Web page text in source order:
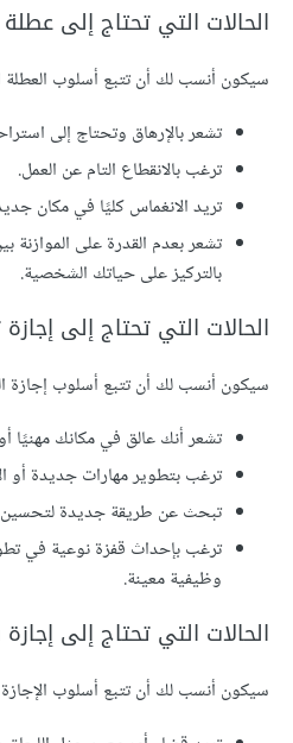
الحالات التي تحتاج إلى
سيكون أنسب لك أن تتبع أسلوب العطلة
تشعر بالإرهاق وتحتاج إلى
ترغب بالانقطاع التام عن العمل.
تريد الانغماس كليًا في مكان
تشعر بعدم القدرة على الموازنة
بالتركيز على حياتك الشخصية.
الحالات التي تحتاج إلى
سيكون أنسب لك أن تتبع أسلوب إجازة
تشعر أنك عالق في مكانك
ترغب بتطوير مهارات جديدة أو
تبحث عن طريقة جديدة لتحسين
ترغب بإحداث قفزة نوعية في
وظيفية معينة.
الحالات التي تحتاج إلى
سيكون أنسب لك أن تتبع أسلوب